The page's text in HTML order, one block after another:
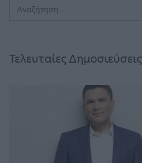
Τελευταίες Δημοσιεύσεις